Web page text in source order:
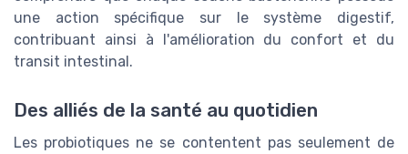
une action spécifique sur le système digestif,
contribuant ainsi à l'amélioration du confort et du
transit intestinal.
Des alliés de la santé au quotidien
Les probiotiques ne se contentent pas seulement de